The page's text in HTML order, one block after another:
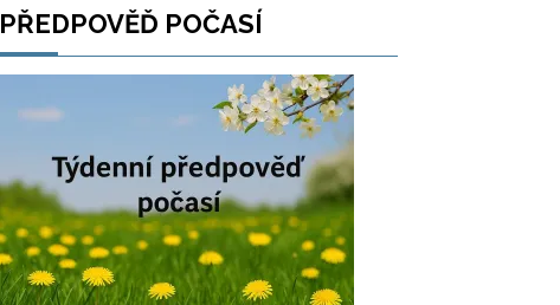
PŘEDPOVĚĎ POČASÍ